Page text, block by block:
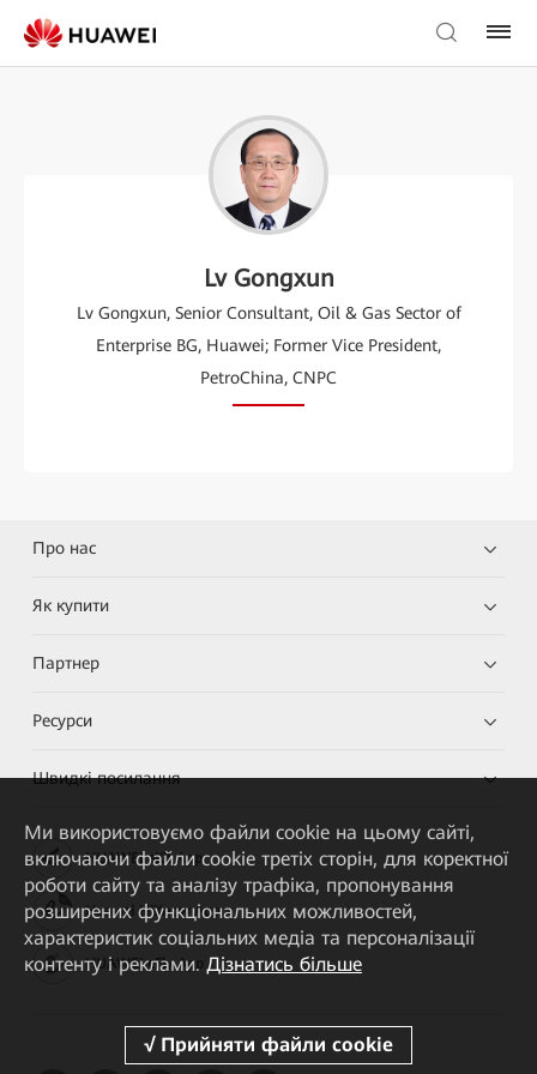
Lv Gongxun
Lv Gongxun, Senior Consultant, Oil & Gas Sector of
Enterprise BG, Huawei; Former Vice President,
PetroChina, CNPC
Про нас
Як купити
Партнер
Ресурси
Швидкі посилання
HUAWEI eKit App
Huawei HiKnow App
HUAWEI eFly App
Ми використовуємо файли cookie на цьому сайті,
включаючи файли cookie третіх сторін, для коректної
роботи сайту та аналізу трафіка, пропонування
розширених функціональних можливостей,
характеристик соціальних медіа та персоналізації
контенту і реклами. Дізнатись більше